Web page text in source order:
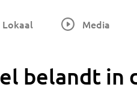
Lokaal Media
belandt in